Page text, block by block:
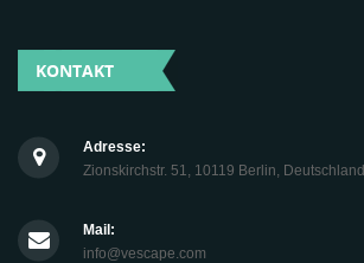
KONTAKT
Adresse:
Zionskirchstr. 51, 10119 Berlin, Deutschland
Mail:
info@vescape.com